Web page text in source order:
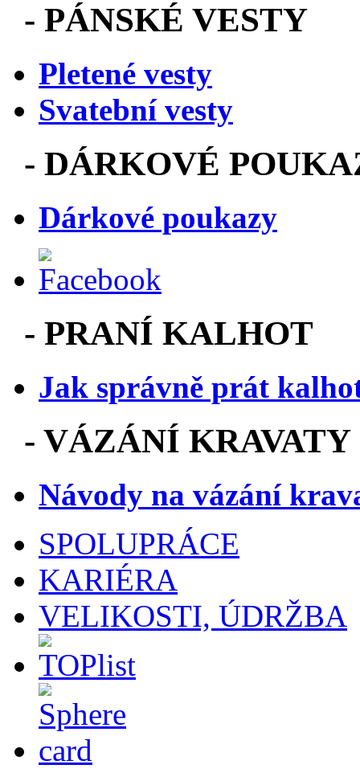
- PÁNSKÉ VESTY
Pletené vesty
Svatební vesty
- DÁRKOVÉ
Dárkové poukazy
- PRANÍ KALHOT
Jak správně prát
- VÁZÁNÍ KRAVATY
Návody na vázání
SPOLUPRÁCE
KARIÉRA
VELIKOSTI, ÚDRŽBA